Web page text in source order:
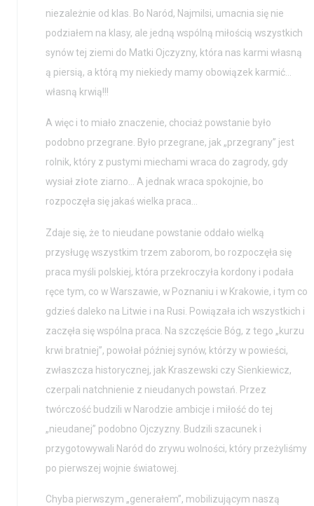
niezależnie od klas. Bo Naród, Najmilsi, umacnia się nie
podziałem na klasy, ale jedną wspólną miłością wszystkich
synów tej ziemi do Matki Ojczyzny, która nas karmi własną
ą piersią, a którą my niekiedy mamy obowiązek karmić…
własną krwią!!!
A więc i to miało znaczenie, chociaż powstanie było
podobno przegrane. Było przegrane, jak „przegrany” jest
rolnik, który z pustymi miechami wraca do zagrody, gdy
wysiał złote ziarno… A jednak wraca spokojnie, bo
rozpoczęła się jakaś wielka praca…
Zdaje się, że to nieudane powstanie oddało wielką
przysługę wszystkim trzem zaborom, bo rozpoczęła się
praca myśli polskiej, która przekroczyła kordony i podała
ręce tym, co w Warszawie, w Poznaniu i w Krakowie, i tym co
gdzieś daleko na Litwie i na Rusi. Powiązała ich wszystkich i
zaczęła się wspólna praca. Na szczęście Bóg, z tego „kurzu
krwi bratniej”, powołał później synów, którzy w powieści,
zwłaszcza historycznej, jak Kraszewski czy Sienkiewicz,
czerpali natchnienie z nieudanych powstań. Przez
twórczość budzili w Narodzie ambicje i miłość do tej
„nieudanej” podobno Ojczyzny. Budzili szacunek i
przygotowywali Naród do zrywu wolności, który przeżyliśmy
po pierwszej wojnie światowej.
Chyba pierwszym „generałem”, mobilizującym naszą